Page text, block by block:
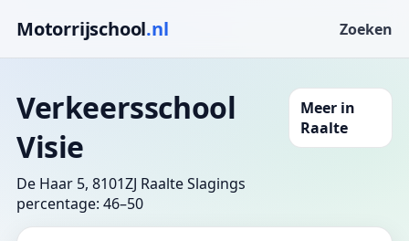
Motorrijschool.nl Zoeken
Verkeersschool
Visie
De Haar 5, 8101ZJ RaalteSlagings
percentage: 46–50
Meer in
Raalte